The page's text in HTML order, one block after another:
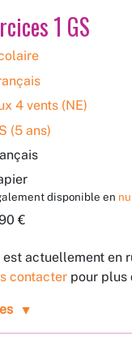
1 GS
4 vents (NE)
(5 ans)
disponible en
€
est actuellement en
contacter pour plus